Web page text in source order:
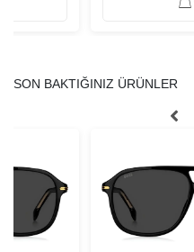
SON BAKTIĞINIZ ÜRÜNLER